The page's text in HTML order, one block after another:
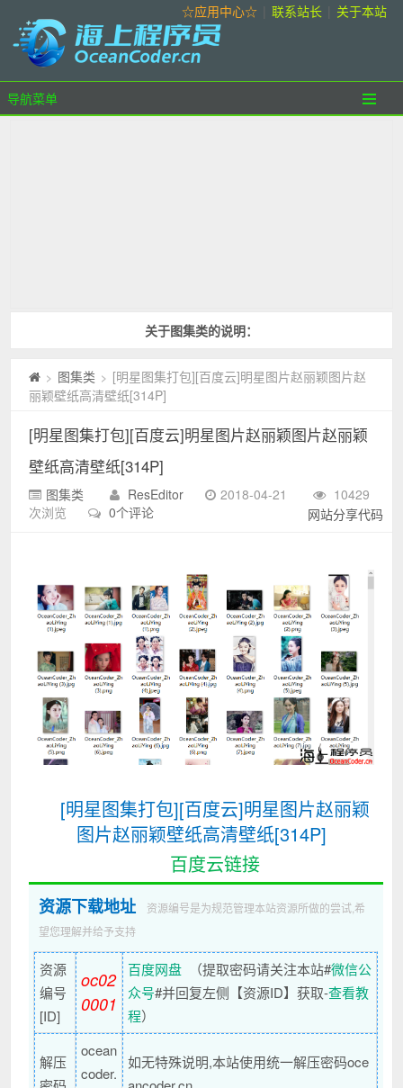
☆应用中心☆ 联系站长 关于本站
导航菜单
关于图集类的说明：
> 图集类 > [明星图集打包][百度云]明星图片赵丽颖图片赵
丽颖壁纸高清壁纸[314P]
[明星图集打包][百度云]明星图片赵丽颖图片赵丽颖
壁纸高清壁纸[314P]
图集类 ResEditor 2018-04-21
10429
次浏览
0个评论 网站分享代码
[明星图集打包][百度云]明星图片赵丽颖
图片赵丽颖壁纸高清壁纸[314P]
百度云链接
资源下载地址 资源编号是为规范管理本站资源所做的尝试,希
望您理解并给予支持
资源
编号
[ID]
oc02
0001
百度网盘 （提取密码请关注本站#微信公
众号#并回复左侧【资源ID】获取-查看教
程）
解压
ocean
coder.
如无特殊说明,本站使用统一解压密码oce